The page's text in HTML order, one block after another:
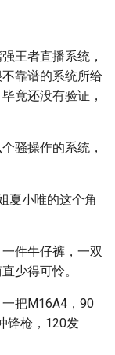
王者直播系统，
靠谱的系统所给
竟还没有验证，
骚操作的系统，
夏小唯的这个角
件牛仔裤，一双
少得可怜。
把M16A4，90
锋枪，120发